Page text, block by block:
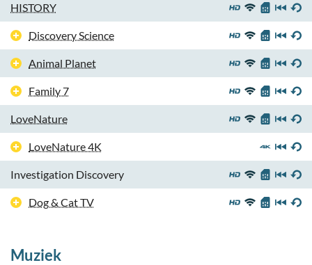
HISTORY
Discovery Science
Animal Planet
Family 7
LoveNature
LoveNature 4K
Investigation Discovery
Dog & Cat TV
Muziek